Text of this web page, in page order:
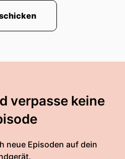
verpasse keine
neue Episoden auf dein